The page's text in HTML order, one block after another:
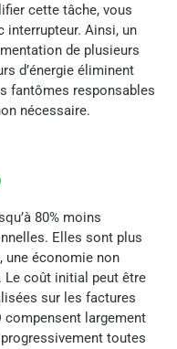
cette tâche, vous
interrupteur. Ainsi, un
de plusieurs
d’énergie éliminent
fantômes responsables
nécessaire.
80% moins
Elles sont plus
une économie non
Le coût initial peut être
sur les factures
compensent largement
toutes